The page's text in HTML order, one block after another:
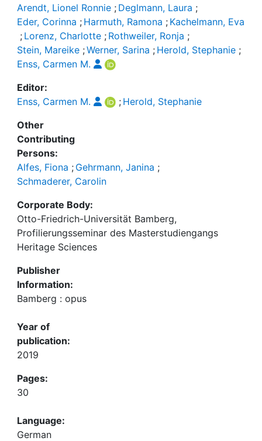
Arendt, Lionel Ronnie ; Deglmann, Laura ;
Eder, Corinna ; Harmuth, Ramona ; Kachelmann, Eva
; Lorenz, Charlotte ; Rothweiler, Ronja ;
Stein, Mareike ;Werner, Sarina ; Herold, Stephanie ;
Enss, Carmen M.
Editor:
Enss, Carmen M.
; Herold, Stephanie
Other
Contributing
Persons:
Alfes, Fiona ; Gehrmann, Janina ;
Schmaderer, Carolin
Corporate Body:
Otto-Friedrich-Universität Bamberg,
Profilierungsseminar des Masterstudiengangs
Heritage Sciences
Publisher
Information:
Bamberg : opus
Year of
publication:
2019
Pages:
30
Language:
German